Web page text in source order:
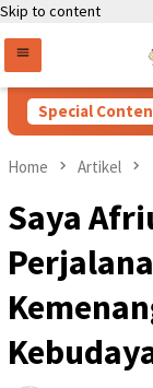
Skip to content
Special
Daftar Ulang.
Home Artikel
Saya